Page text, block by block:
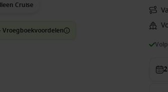
Cruise
Vroegboekvoordelen